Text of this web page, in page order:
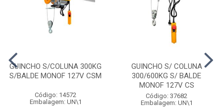
GUINCHO S/COLUNA 300KG
S/BALDE MONOF 127V CSM
Código: 14572
Embalagem: UN\1
GUINCHO S/ COLUNA
300/600KG S/ BALDE
MONOF 127V CS
Código: 37682
Embalagem: UN\1